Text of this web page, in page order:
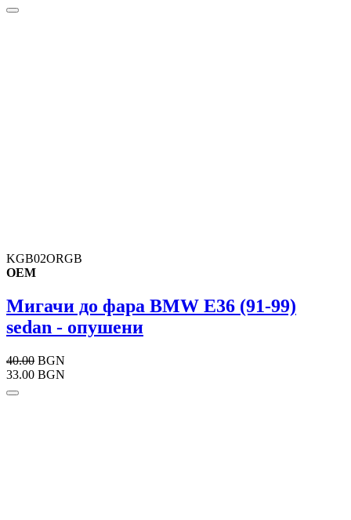
KGB02ORGB
OEM
Мигачи до фара BMW E36 (91-99)
sedan - опушени
40.00 BGN
33.00 BGN